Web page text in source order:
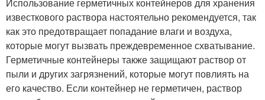
известкового раствора настоятельно рекомендуется, так
как это предотвращает попадание влаги и воздуха,
которые могут вызвать преждевременное схватывание.
Герметичные контейнеры также защищают раствор от
пыли и других загрязнений, которые могут повлиять на
его качество. Если контейнер не герметичен, раствор